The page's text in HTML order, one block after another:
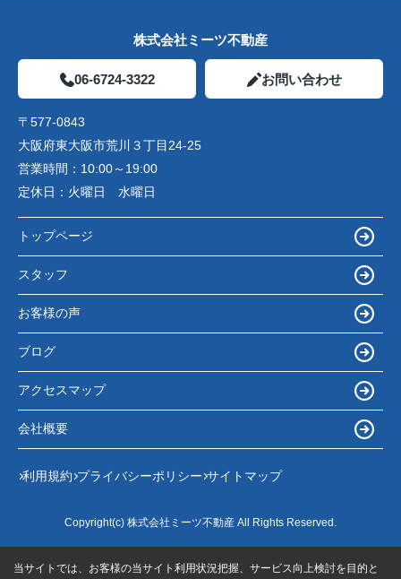
株式会社ミーツ不動産
06-6724-3322 お問い合わせ
〒577-0843
大阪府東大阪市荒川３丁目24-25
営業時間： 10:00～19:00
定休日： 火曜日 水曜日
トップページ
スタッフ
お客様の声
ブログ
アクセスマップ
会社概要
利用規約 プライバシーポリシー サイトマップ
Copyright(c) 株式会社ミーツ不動産 All Rights Reserved.
当サイトでは、お客様の当サイト利用状況把握、サービス向上検討を目的と